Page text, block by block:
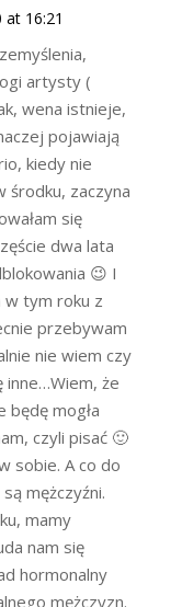
16:21
artysty (
wena istnieje,
pojawiają
kiedy nie
środku, zaczyna
się
dwa lata
😉 I
w tym roku z
przebywam
nie wiem czy
inne…Wiem, że
będę mogła
czyli pisać 🙂
sobie. A co do
mężczyźni.
mamy
nam się
hormonalny
mężczyzn.